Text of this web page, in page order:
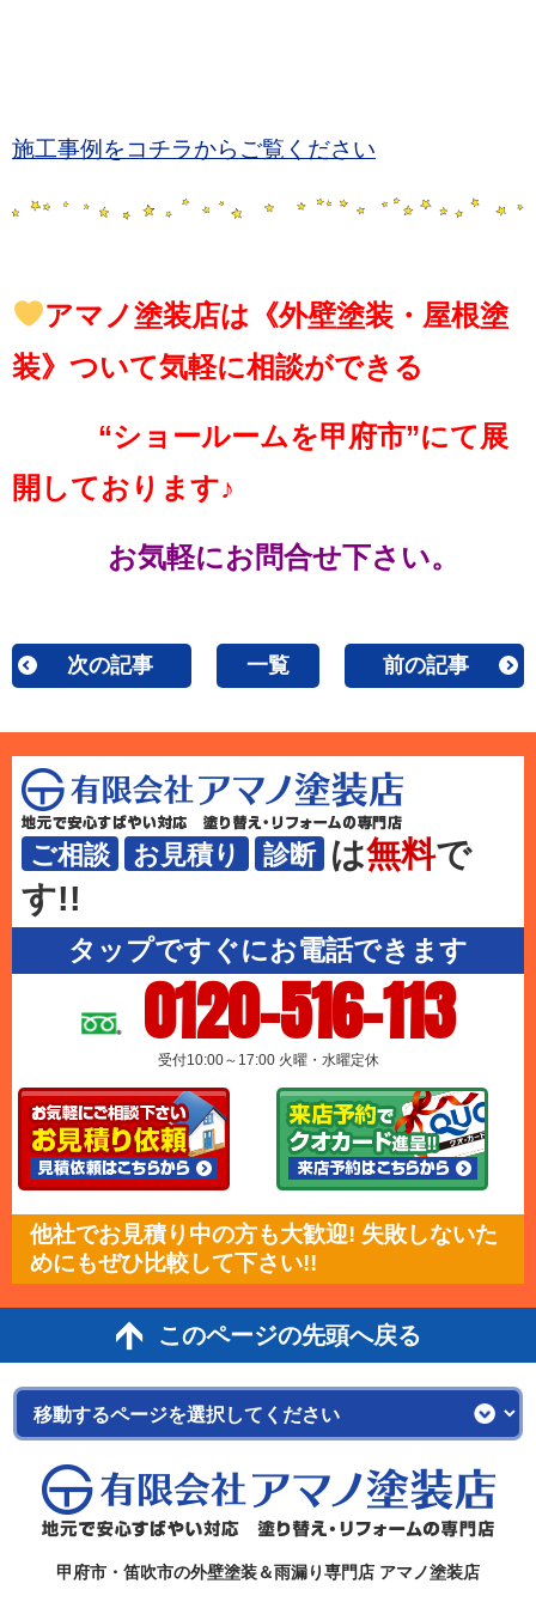
施工事例をコチラからご覧ください
アマノ塗装店は《外壁塗装・屋根塗
装》ついて気軽に相談ができる
“ショールームを甲府市”にて展
開しております♪
お気軽にお問合せ下さい。
次の記事 一覧 前の記事
ご相談 お見積り 診断 は無料で
す!!
タップですぐにお電話できます
0120-516-113
受付10:00～17:00 火曜・水曜定休
他社でお見積り中の方も大歓迎! 失敗しないた
めにもぜひ比較して下さい!!
このページの先頭へ戻る
甲府市・笛吹市の外壁塗装＆雨漏り専門店 アマノ塗装店